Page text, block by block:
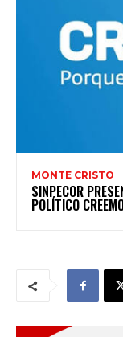
MONTE CRISTO
SINPECOR
POLÍTICO